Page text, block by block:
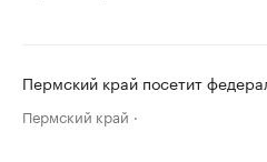
Пермский край посетит
Пермский край